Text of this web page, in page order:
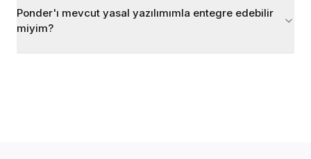
Ponder'ı mevcut yasal yazılımımla entegre edebilir
miyim?